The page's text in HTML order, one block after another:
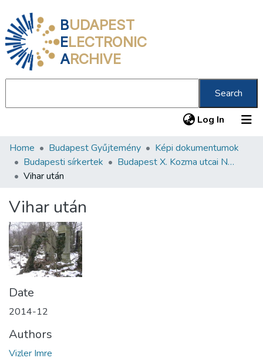
BUDAPEST
ELECTRONIC
ARCHIVE
Search
Log In (current)
Communities & Collections
All of DSpace
About us
Home Budapest Gyűjtemény
Képi dokumentumok
Budapesti sírkertek
Budapest X. Kozma utcai Neológ Zsidó Temető
Vihar után
Vihar után
Date
2014-12
Authors
Vizler Imre